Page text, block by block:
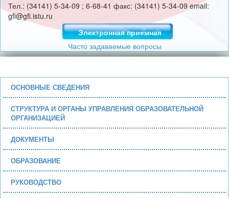
Тел.: (34141) 5-34-09 ; 6-68-41 факс: (34141) 5-34-09 email:
gfi@gfi.istu.ru
Электронная приемная
Часто задаваемые вопросы
ОСНОВНЫЕ СВЕДЕНИЯ
СТРУКТУРА И ОРГАНЫ УПРАВЛЕНИЯ ОБРАЗОВАТЕЛЬНОЙ
ОРГАНИЗАЦИЕЙ
ДОКУМЕНТЫ
ОБРАЗОВАНИЕ
РУКОВОДСТВО